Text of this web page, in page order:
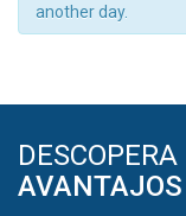
another day.
DESCOPERA
AVANTAJOS